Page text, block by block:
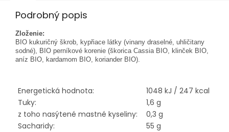
Podrobný popis
Zloženie:
BIO kukuričný škrob, kypřiace látky (vinany draselné, uhličitany
sodné), BIO perníkové korenie (škorica Cassia BIO, klinček BIO,
aníz BIO, kardamom BIO, koriander BIO).
Energetická hodnota:
1048 kJ / 247 kcal
Tuky:
1,6 g
z toho nasýtené mastné kyseliny:
0,3 g
Sacharidy:
55 g